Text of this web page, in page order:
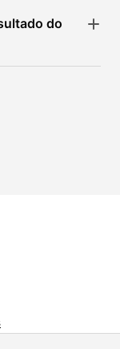
do